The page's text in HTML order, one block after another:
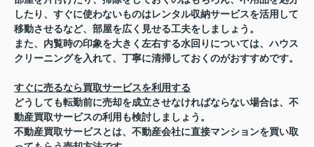
したり、すぐに使わないものはレンタル収納サービスを活用して
移動させるなど、部屋を広く見せる工夫をしましょう。
また、内覧時の印象を大きく左右する水回りについては、ハウス
クリーニングを入れて、丁寧に清掃しておくのがおすすめです。
すぐに売るなら買取サービスを利用する
どうしても転勤前に売却を成立させなければならない場合は、不
動産買取サービスの利用も検討しましょう。
不動産買取サービスとは、不動産会社に直接マンションを買い取